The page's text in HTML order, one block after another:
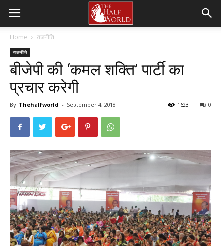
Home राजनीति
राजनीति
बीजेपी की ‘कमल शक्ति’ पार्टी का
प्रचार करेगी
By Thehalfworld - September 4, 2018 0
1623